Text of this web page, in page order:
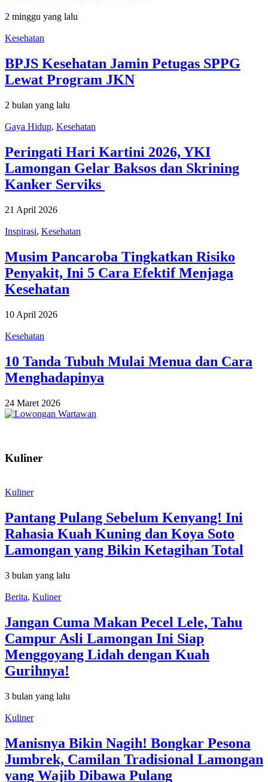
2 minggu yang lalu
Kesehatan
BPJS Kesehatan Jamin Petugas SPPG
Lewat Program JKN
2 bulan yang lalu
Gaya Hidup, Kesehatan
Peringati Hari Kartini 2026, YKI
Lamongan Gelar Baksos dan Skrining
Kanker Serviks
21 April 2026
Inspirasi, Kesehatan
Musim Pancaroba Tingkatkan Risiko
Penyakit, Ini 5 Cara Efektif Menjaga
Kesehatan
10 April 2026
Kesehatan
10 Tanda Tubuh Mulai Menua dan Cara
Menghadapinya
24 Maret 2026
Kuliner
Kuliner
Pantang Pulang Sebelum Kenyang! Ini
Rahasia Kuah Kuning dan Koya Soto
Lamongan yang Bikin Ketagihan Total
3 bulan yang lalu
Berita, Kuliner
Jangan Cuma Makan Pecel Lele, Tahu
Campur Asli Lamongan Ini Siap
Menggoyang Lidah dengan Kuah
Gurihnya!
3 bulan yang lalu
Kuliner
Manisnya Bikin Nagih! Bongkar Pesona
Jumbrek, Camilan Tradisional Lamongan
yang Wajib Dibawa Pulang